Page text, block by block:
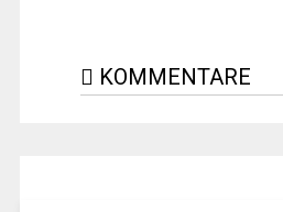
KOMMENTARE